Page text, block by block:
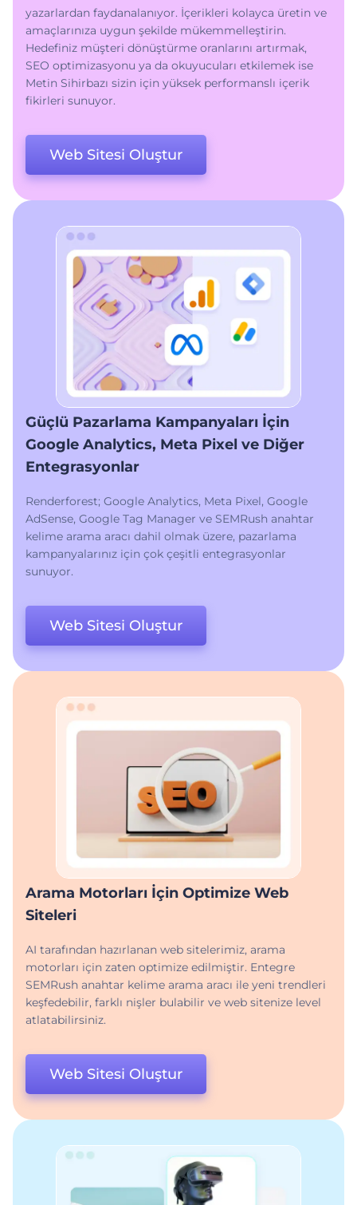
yazarlardan faydanalanıyor. İçerikleri kolayca üretin ve
amaçlarınıza uygun şekilde mükemmelleştirin.
Hedefiniz müşteri dönüştürme oranlarını artırmak,
SEO optimizasyonu ya da okuyucuları etkilemek ise
Metin Sihirbazı sizin için yüksek performanslı içerik
fikirleri sunuyor.
Web Sitesi Oluştur
Güçlü Pazarlama Kampanyaları İçin
Google Analytics, Meta Pixel ve Diğer
Entegrasyonlar
Renderforest; Google Analytics, Meta Pixel, Google
AdSense, Google Tag Manager ve SEMRush anahtar
kelime arama aracı dahil olmak üzere, pazarlama
kampanyalarınız için çok çeşitli entegrasyonlar
sunuyor.
Web Sitesi Oluştur
Arama Motorları İçin Optimize Web
Siteleri
AI tarafından hazırlanan web sitelerimiz, arama
motorları için zaten optimize edilmiştir. Entegre
SEMRush anahtar kelime arama aracı ile yeni trendleri
keşfedebilir, farklı nişler bulabilir ve web sitenize level
atlatabilirsiniz.
Web Sitesi Oluştur